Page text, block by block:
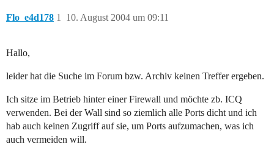
Flo_e4d178 10. August 2004 um 09:11
1
Hallo,
leider hat die Suche im Forum bzw. Archiv keinen Treffer ergeben.
Ich sitze im Betrieb hinter einer Firewall und möchte zb. ICQ
verwenden. Bei der Wall sind so ziemlich alle Ports dicht und ich
hab auch keinen Zugriff auf sie, um Ports aufzumachen, was ich
auch vermeiden will.